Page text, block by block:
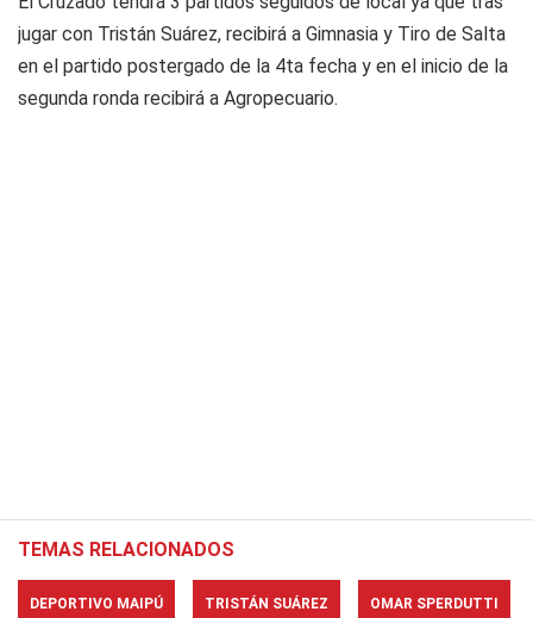
jugar con Tristán Suárez, recibirá a Gimnasia y Tiro de Salta
en el partido postergado de la 4ta fecha y en el inicio de la
segunda ronda recibirá a Agropecuario.
TEMAS RELACIONADOS
DEPORTIVO MAIPÚ TRISTÁN SUÁREZ OMAR SPERDUTTI